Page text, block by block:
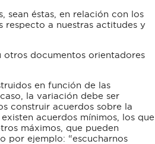
sean éstas, en relación con los
respecto a nuestras actitudes y
otros documentos orientadores
en función de las
la variación debe ser
construir acuerdos sobre la
acuerdos mínimos, los que
máximos, que pueden
por ejemplo: “escucharnos